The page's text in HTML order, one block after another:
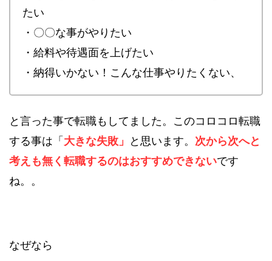
たい
・〇〇な事がやりたい
・給料や待遇面を上げたい
・納得いかない！こんな仕事やりたくない、
と言った事で転職もしてました。このコロコロ転職
する事は「 大きな失敗」 と思います。 次から次へと
考えも無く転職するのはおすすめできないです
ね。。
なぜなら